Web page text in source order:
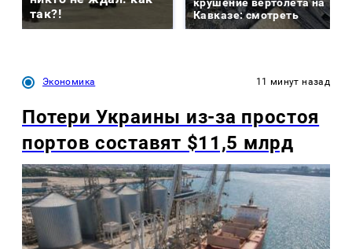
так?!
крушение вертолета на
Кавказе: смотреть
Экономика 11 минут назад
Потери Украины из-за простоя
портов составят $11,5 млрд